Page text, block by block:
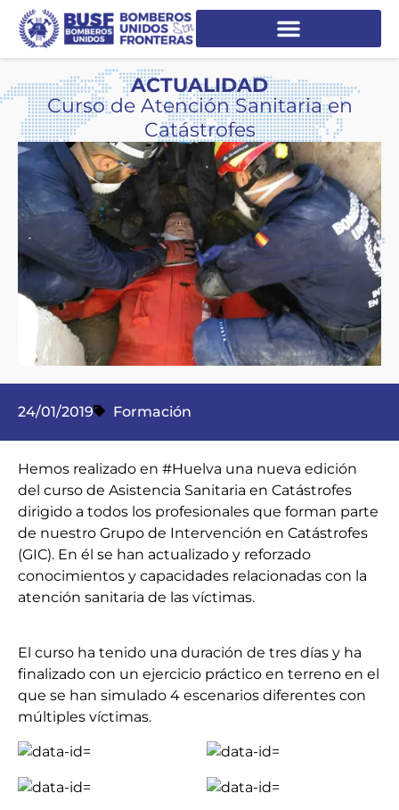
ACTUALIDAD
Curso de Atención Sanitaria en
Catástrofes
24/01/2019 Formación
Hemos realizado en #Huelva una nueva edición
del curso de Asistencia Sanitaria en Catástrofes
dirigido a todos los profesionales que forman parte
de nuestro Grupo de Intervención en Catástrofes
(GIC). En él se han actualizado y reforzado
conocimientos y capacidades relacionadas con la
atención sanitaria de las víctimas.
El curso ha tenido una duración de tres días y ha
finalizado con un ejercicio práctico en terreno en el
que se han simulado 4 escenarios diferentes con
múltiples víctimas.